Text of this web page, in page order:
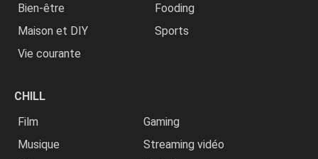
Bien-être
Fooding
Maison et DIY
Sports
Vie courante
CHILL
Film
Gaming
Musique
Streaming vidéo